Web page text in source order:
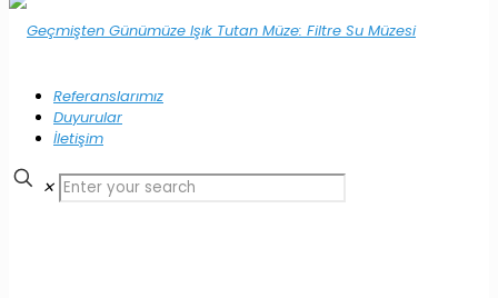
Referanslarımız
Duyurular
İletişim
✕